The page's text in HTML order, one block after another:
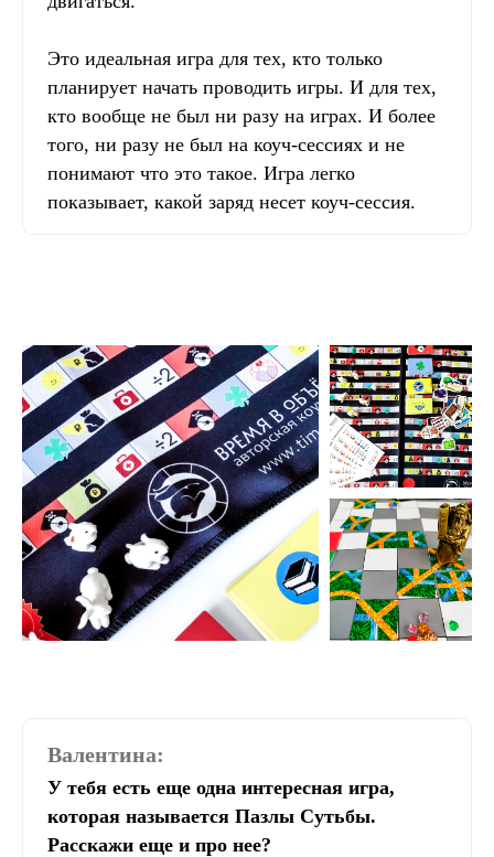
Это идеальная игра для тех, кто только
планирует начать проводить игры. И для тех,
кто вообще не был ни разу на играх. И более
того, ни разу не был на коуч-сессиях и не
понимают что это такое. Игра легко
показывает, какой заряд несет коуч-сессия.
Валентина:
У тебя есть еще одна интересная игра,
которая называется Пазлы Сутьбы.
Расскажи еще и про нее?